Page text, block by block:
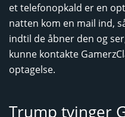
et telefonopkald er en
natten kom en mail ind,
indtil de åbner den og
kunne kontakte
optagelse.
Trump tvinger